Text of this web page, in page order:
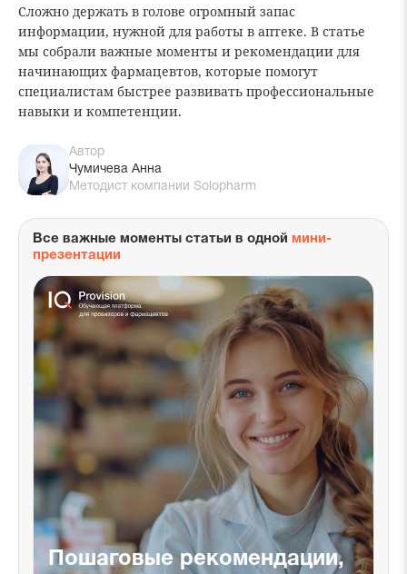
Сложно держать в голове огромный запас
информации, нужной для работы в аптеке. В статье
мы собрали важные моменты и рекомендации для
начинающих фармацевтов, которые помогут
специалистам быстрее развивать профессиональные
навыки и компетенции.
Автор
Чумичева Анна
Методист компании Solopharm
Все важные моменты статьи в одной мини-
презентации
Пошаговые рекомендации,